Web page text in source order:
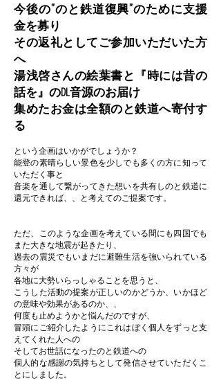
今後の”のと鉄道復興”のために支援
金を募り
その返礼としてご参加いただいた方
へ
湯浅啓さんの絵葉書と
『時には昔の
話を』のDL音源のお届け
集めたお金は全額のと鉄道へ寄付す
る
という企画はいかがでしょうか？
能登の素晴らしい景色を少しでも多くの方に知って
いただく事と
音楽を通して繋がってきた想いを共有しのと鉄道に
還元できれば、、と考えてのご提案です。
ただ、このような企画を考えている間にも四国でも
また大きな地震が起きたり、
過去の震災でもいまだに避難生活を強いられている
方々が
各地に大勢いらっしゃることを思うと、
こうした活動の提案が正しいのかどうか、いかほど
の意味や効果があるのか、、
何度も止めようかと悩んだのですが、
冒頭にご紹介したようにこれはぼく個人をずっと支
えてくれた人への
そしてお世話になったのと鉄道への
個人的な感謝の気持ちとして発信させていただくこ
とにしました。